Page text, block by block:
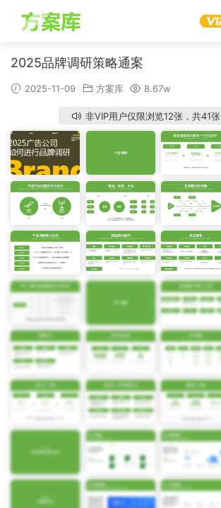
2025品牌调研策略通案
2025-11-09 方案库 8.67w
非VIP用户仅限浏览12张，共41张